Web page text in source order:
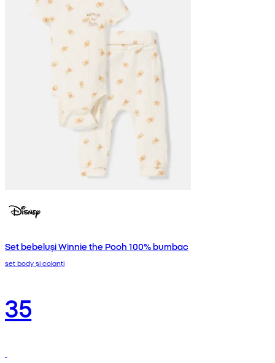
Set bebeluși Winnie the Pooh 100% bumbac
set body și colanți
35